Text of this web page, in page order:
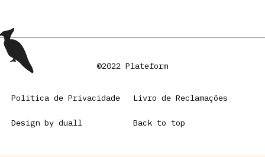
©2022 Plateform
Politica de Privacidade Livro de Reclamações
Design by duall Back to top